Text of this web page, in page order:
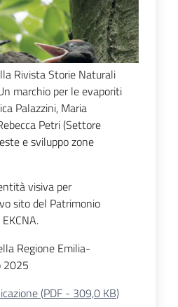
Rivista Storie Naturali
marchio per le evaporiti
Palazzini, Maria
Petri (Settore
e sviluppo zone
visiva per
sito del Patrimonio
Regione Emilia-
2025
(PDF - 309,0 KB)